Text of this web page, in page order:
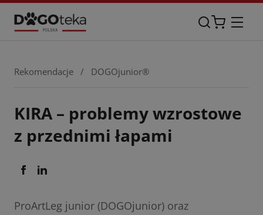
Rekomendacje / DOGOjunior®
KIRA – problemy wzrostowe
z przednimi łapami
ProArtLeg junior (DOGOjunior) oraz